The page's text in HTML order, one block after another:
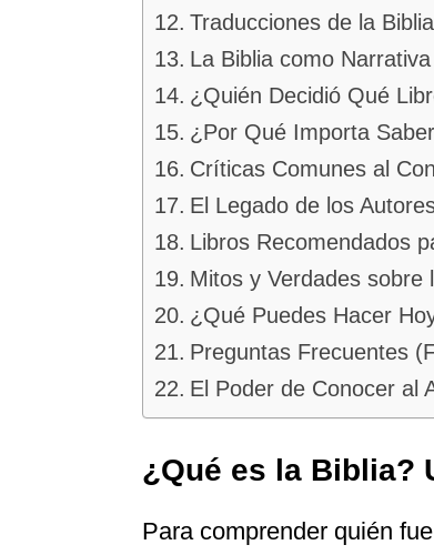
Traducciones de la
La Biblia como
¿Quién Decidió Qué
¿Por Qué Importa
Críticas Comunes al
El Legado de los
Libros Recomendados
Mitos y Verdades sobre
¿Qué Puedes Hacer
Preguntas Frecuentes
El Poder de Conocer al
¿Qué es la Biblia?
Para comprender quién